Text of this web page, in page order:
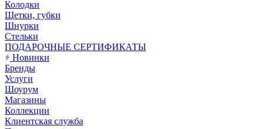
Колодки
Щетки, губки
Шнурки
Стельки
ПОДАРОЧНЫЕ СЕРТИФИКАТЫ
Новинки
Бренды
Услуги
Шоурум
Магазины
Коллекции
Клиентская служба